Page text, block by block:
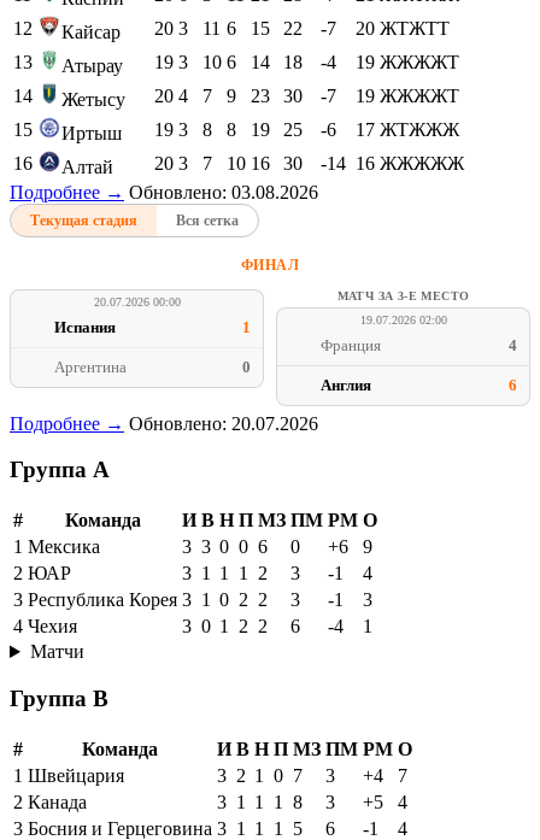
12
Кайсар 20 3 11 6 15 22 -7 20 ЖТЖТТ
13
Атырау 19 3 10 6 14 18 -4 19 ЖЖЖЖТ
14
Жетысу 20 4 7 9 23 30 -7 19 ЖЖЖЖТ
15
Иртыш 19 3 8 8 19 25 -6 17 ЖТЖЖЖ
16
Алтай 20 3 7 10 16 30 -14 16 ЖЖЖЖЖ
Подробнее → Обновлено: 03.08.2026
Текущая стадия Вся сетка
ФИНАЛ
20.07.2026 00:00
Испания 1
Аргентина 0
МАТЧ ЗА 3-Е МЕСТО
19.07.2026 02:00
Франция 4
Англия 6
Подробнее → Обновлено: 20.07.2026
Группа A
# Команда И В Н П МЗ ПМ РМ О
1 Мексика 3 3 0 0 6 0 +6
9
2 ЮАР 3 1 1 1 2 3 -1
4
3 Республика Корея 3 1 0 2 2 3 -1
3
4 Чехия 3 0 1 2 2 6 -4
1
Матчи
Группа B
# Команда И В Н П МЗ ПМ РМ О
1 Швейцария 3 2 1 0 7 3 +4
7
2 Канада 3 1 1 1 8 3 +5
4
3 Босния и Герцеговина 3 1 1 1 5 6 -1
4